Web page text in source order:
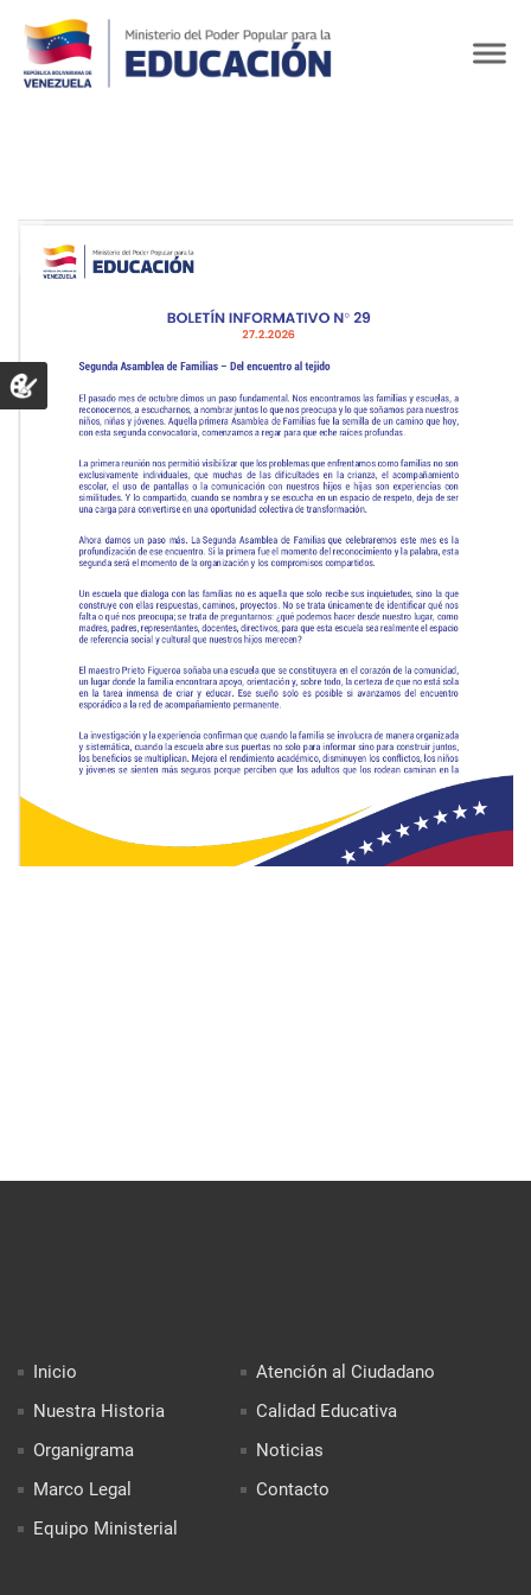
Inicio
Nuestra Historia
Organigrama
Marco Legal
Equipo Ministerial
Atención al Ciudadano
Calidad Educativa
Noticias
Contacto